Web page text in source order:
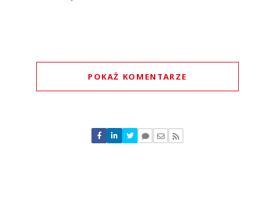
POKAŻ KOMENTARZE
Nie znaleziono komentarzy
Zostaw swoje komentarze